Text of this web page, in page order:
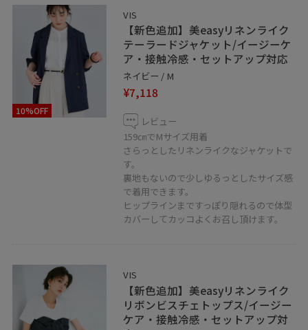
@chi_a_ki6767
こちらもフォローして頂けると嬉しいです♡
お気に入りのshop、staff、stylingは ♡を押していただ
ければ【お気に入り】から すぐにご覧いただけます◎
LINEで在庫のお問い合わせや商品、コーディネートのご
相談など是非お気軽にお問い合わせくださいませ。
LINEでルミネ北千住VISスタッフにご相談は【友だち追
10%OFF
VIS
【新色追加】美easyリネンライク
テーラードジャケット/イージーケ
ア・接触冷感・セットアップ対応
ネイビー / M
¥7,118
レビュー
159㎝でMサイズ用着
さらっとしたリネンライクなジャケットで
す。
裏地もないので少しゆるっとしたサイズ感
で着用できます。
ヒップラインまですっぽり隠れるので体型
カバーしてカッコよくお召し頂けます。
VIS
【新色追加】美easyリネンライク
リボンビスチェトップス/イージー
ケア・接触冷感・セットアップ対